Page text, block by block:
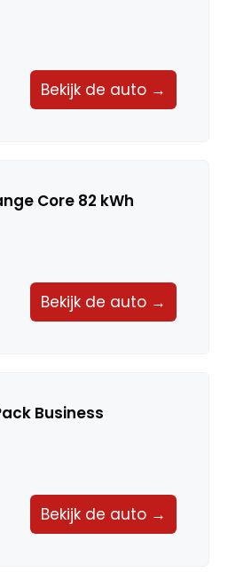
Bekijk de auto →
Core 82 kWh
Bekijk de auto →
Business
Bekijk de auto →